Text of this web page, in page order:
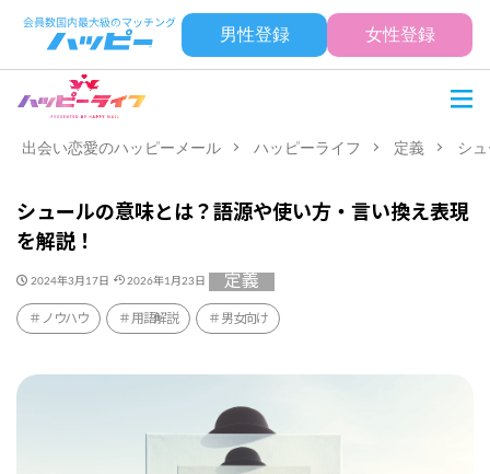
男性登録 女性登録
出会い恋愛のハッピーメール ハッピーライフ 定義 シ
シュールの意味とは？語源や使い方・言い換え表現
を解説！
2024年3月17日 2026年1月23日 定義
ノウハウ 用語解説 男女向け